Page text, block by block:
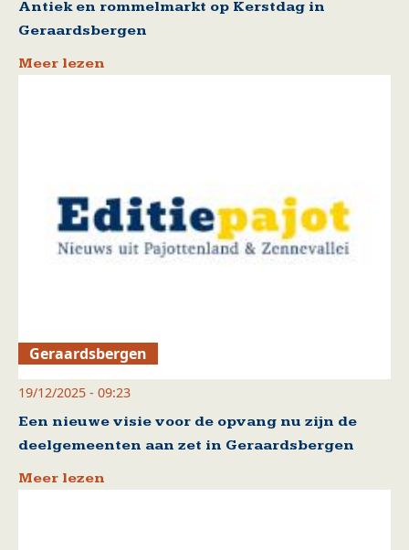
Antiek en rommelmarkt op Kerstdag in
Geraardsbergen
Meer lezen
Geraardsbergen
19/12/2025 - 09:23
Een nieuwe visie voor de opvang nu zijn de
deelgemeenten aan zet in Geraardsbergen
Meer lezen